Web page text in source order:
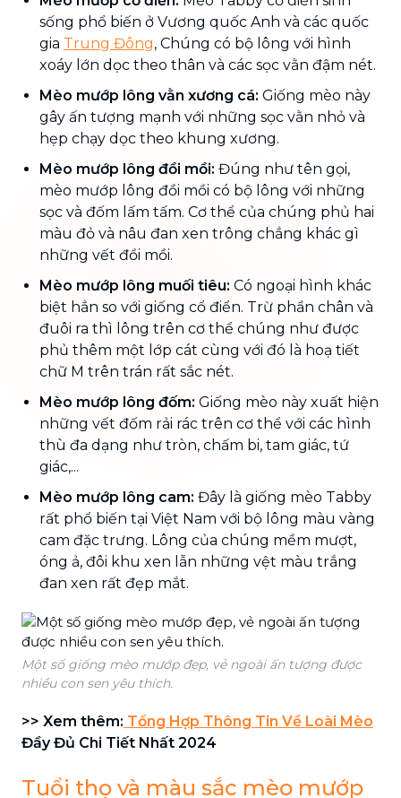
sống phổ biến ở Vương quốc Anh và các quốc
gia Trung Đông, Chúng có bộ lông với hình
xoáy lớn dọc theo thân và các sọc vằn đậm nét.
Mèo mướp lông vằn xương cá: Giống mèo này
gây ấn tượng mạnh với những sọc vằn nhỏ và
hẹp chạy dọc theo khung xương.
Mèo mướp lông đồi mồi: Đúng như tên gọi,
mèo mướp lông đồi mồi có bộ lông với những
sọc và đốm lấm tấm. Cơ thể của chúng phủ hai
màu đỏ và nâu đan xen trông chẳng khác gì
những vết đồi mồi.
Mèo mướp lông muối tiêu: Có ngoại hình khác
biệt hẳn so với giống cổ điển. Trừ phần chân và
đuôi ra thì lông trên cơ thể chúng như được
phủ thêm một lớp cát cùng với đó là hoạ tiết
chữ M trên trán rất sắc nét.
Mèo mướp lông đốm: Giống mèo này xuất hiện
những vết đốm rải rác trên cơ thể với các hình
thù đa dạng như tròn, chấm bi, tam giác, tứ
giác,...
Mèo mướp lông cam: Đây là giống mèo Tabby
rất phổ biến tại Việt Nam với bộ lông màu vàng
cam đặc trưng. Lông của chúng mềm mượt,
óng ả, đôi khu xen lẫn những vệt màu trắng
đan xen rất đẹp mắt.
Một số giống mèo mướp đẹp, vẻ ngoài ấn tượng được
nhiều con sen yêu thích.
>> Xem thêm: Tổng Hợp Thông Tin Về Loài Mèo
Đầy Đủ Chi Tiết Nhất 2024
Tuổi thọ và màu sắc mèo mướp